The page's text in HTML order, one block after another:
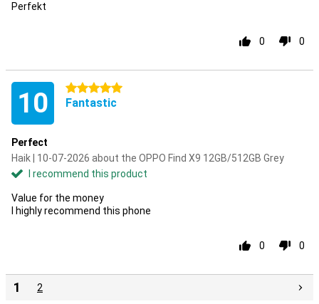
Perfekt
0 0
10 5 stars
Fantastic
Perfect
Haik | 10-07-2026 about the OPPO Find X9 12GB/512GB Grey
I recommend this product
Value for the money
I highly recommend this phone
0 0
1 2